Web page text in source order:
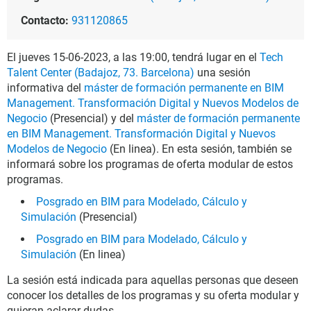
Contacto: 931120865
El jueves 15-06-2023, a las 19:00, tendrá lugar en el Tech
Talent Center (Badajoz, 73. Barcelona) una sesión
informativa del máster de formación permanente en BIM
Management. Transformación Digital y Nuevos Modelos de
Negocio (Presencial) y del máster de formación permanente
en BIM Management. Transformación Digital y Nuevos
Modelos de Negocio (En linea). En esta sesión, también se
informará sobre los programas de oferta modular de estos
programas.
Posgrado en BIM para Modelado, Cálculo y
Simulación (Presencial)
Posgrado en BIM para Modelado, Cálculo y
Simulación (En linea)
La sesión está indicada para aquellas personas que deseen
conocer los detalles de los programas y su oferta modular y